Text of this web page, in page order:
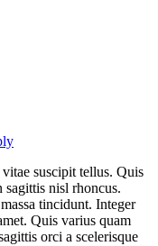
suscipit tellus. Quis
nisl rhoncus.
tincidunt. Integer
Quis varius quam
orci a scelerisque